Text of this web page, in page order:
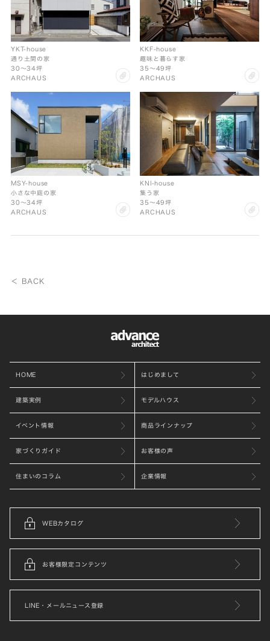
clip
YKT-house
通り土間の家
30〜34坪
ARCHAUS
KKF-house
趣味と暮らす家
35〜49坪
ARCHAUS
clip
MSY-house
小さな中庭の家
30〜34坪
ARCHAUS
KNI-house
集う家
35〜49坪
ARCHAUS
＜ BACK
HOME はじめまして
建築実例 モデルハウス
イベント情報 商品ラインナップ
家づくりガイド お客様の声
住まいのコラム 企業情報
WEBカタログ
お客様限定コンテンツ
LINE・メールニュース登録